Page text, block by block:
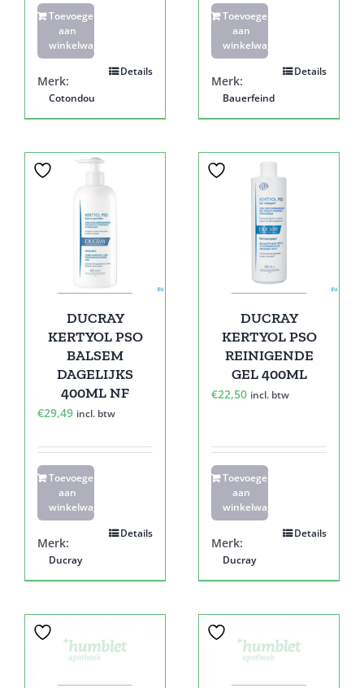
Toevoegen
aan
winkelwagen
Details
Merk:
Cotondou
Toevoegen
aan
winkelwagen
Details
Merk:
Bauerfeind
DUCRAY
KERTYOL PSO
BALSEM
DAGELIJKS
400ML NF
€29,49 incl. btw
Toevoegen
aan
winkelwagen
Details
Merk:
Ducray
DUCRAY
KERTYOL PSO
REINIGENDE
GEL 400ML
€22,50 incl. btw
Toevoegen
aan
winkelwagen
Details
Merk:
Ducray